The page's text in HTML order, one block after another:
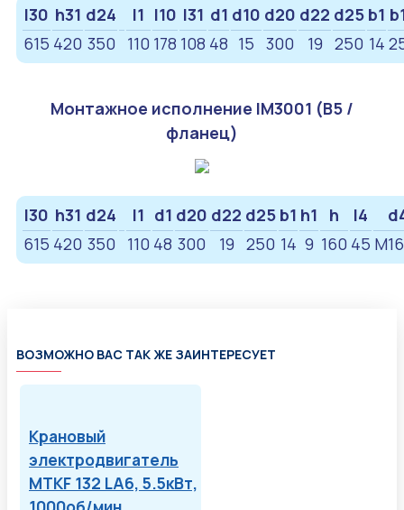
l30 h31 d24 l1 l10 l31 d1 d10 d20 d22 d25 b1
615 420 350 110 178 108 48 15 300 19 250 14
Монтажное исполнение IM3001 (B5 /
фланец)
l30 h31 d24 l1 d1 d20 d22 d25 b1 h1 h l4
615 420 350 110 48 300 19 250 14 9 160 45
ВОЗМОЖНО ВАС ТАК ЖЕ ЗАИНТЕРЕСУЕТ
Крановый
электродвигатель
MTKF 132 LA6, 5.5кВт,